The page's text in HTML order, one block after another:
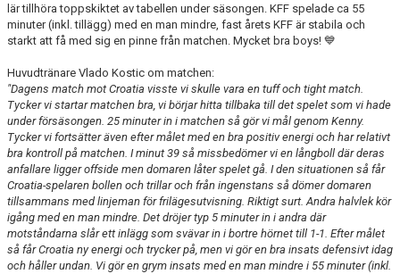
lär tillhöra toppskiktet av tabellen under säsongen. KFF spelade ca 55
minuter (inkl. tillägg) med en man mindre, fast årets KFF är stabila och
starkt att få med sig en pinne från matchen. Mycket bra boys! 💙
Huvudtränare Vlado Kostic om matchen:
"Dagens match mot Croatia visste vi skulle vara en tuff och tight match.
Tycker vi startar matchen bra, vi börjar hitta tillbaka till det spelet som vi hade
under försäsongen. 25 minuter in i matchen så gör vi mål genom Kenny.
Tycker vi fortsätter även efter målet med en bra positiv energi och har relativt
bra kontroll på matchen. I minut 39 så missbedömer vi en långboll där deras
anfallare ligger offside men domaren låter spelet gå. I den situationen så får
Croatia-spelaren bollen och trillar och från ingenstans så dömer domaren
tillsammans med linjeman för frilägesutvisning. Riktigt surt. Andra halvlek kör
igång med en man mindre. Det dröjer typ 5 minuter in i andra där
motståndarna slår ett inlägg som svävar in i bortre hörnet till 1-1. Efter målet
så får Croatia ny energi och trycker på, men vi gör en bra insats defensivt idag
och håller undan. Vi gör en grym insats med en man mindre i 55 minuter (inkl.